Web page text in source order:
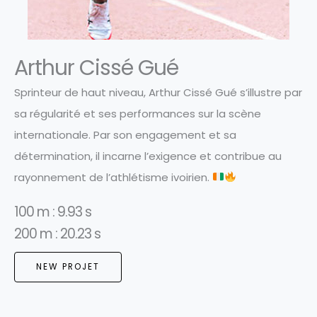
Arthur Cissé Gué
Sprinteur de haut niveau, Arthur Cissé Gué s’illustre par
sa régularité et ses performances sur la scène
internationale. Par son engagement et sa
détermination, il incarne l’exigence et contribue au
rayonnement de l’athlétisme ivoirien.
100 m : 9.93 s
200 m : 20.23 s
NEW PROJET